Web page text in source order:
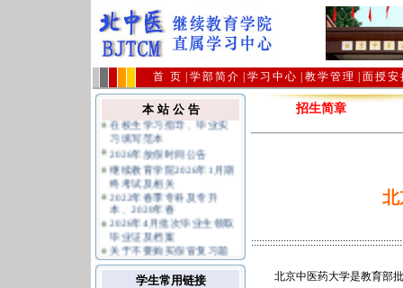
首 页 学部简介 学习中心 教学管理 面授安
本 站 公 告
在校生学习指导、毕业实
习填写范本
2026年放假时间公告
继续教育学院2026年1月期
终考试及相关
2022年春季专科及专升
本、2020年春
2026年4月批次毕业生领取
毕业证及档案
关于不要购买假冒复习题
避免上当受骗的公告
公共课统考报名及相关规
定指南
学生常用链接
招生简章
北
北京中医药大学是教育部批